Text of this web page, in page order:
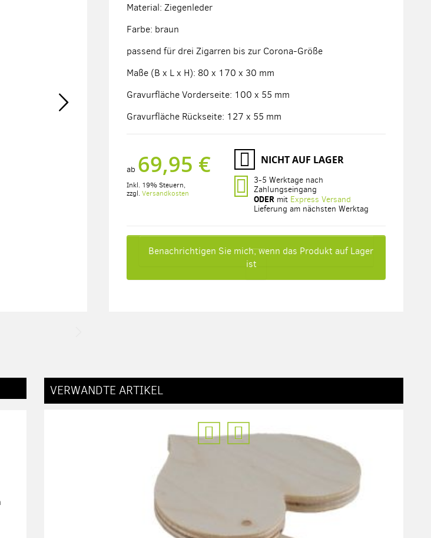
Material: Ziegenleder
Farbe: braun
passend für drei Zigarren bis zur Corona-Größe
Maße (B x L x H): 80 x 170 x 30 mm
Gravurfläche Vorderseite: 100 x 55 mm
Gravurfläche Rückseite: 127 x 55 mm
ab 69,95 €
Inkl. 19% Steuern,
zzgl. Versandkosten
NICHT AUF LAGER
3-5 Werktage nach
Zahlungseingang
ODER mit Express Versand
Lieferung am nächsten Werktag
Benachrichtigen Sie mich, wenn das Produkt auf Lager
ist
VERWANDTE ARTIKEL